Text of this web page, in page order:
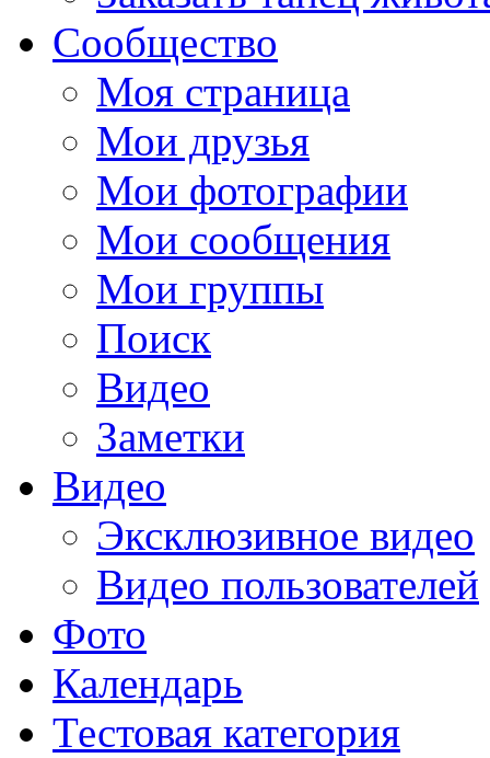
Сообщество
Моя страница
Мои друзья
Мои фотографии
Мои сообщения
Мои группы
Поиск
Видео
Заметки
Видео
Эксклюзивное видео
Видео пользователей
Фото
Календарь
Тестовая категория